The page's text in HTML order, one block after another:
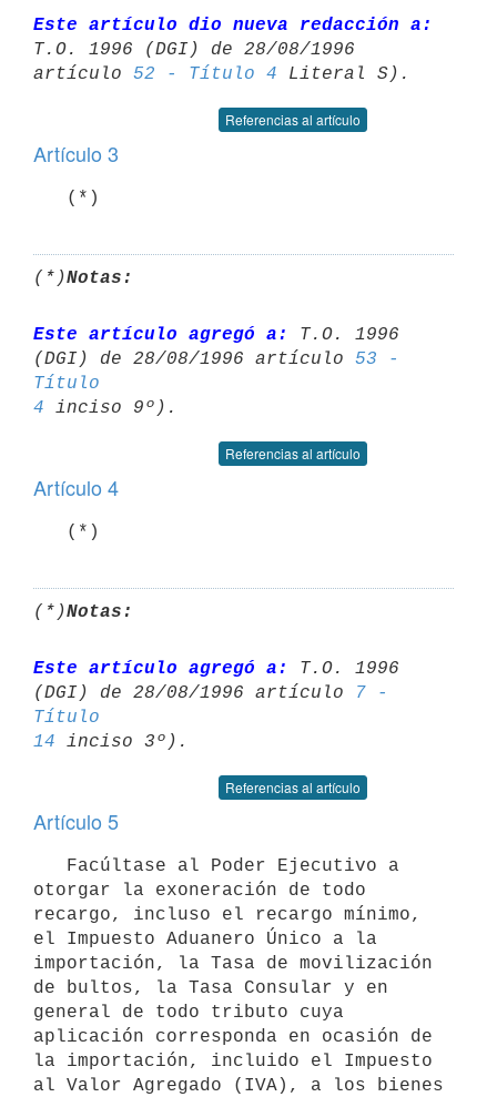
Este artículo dio nueva redacción a:
T.O. 1996 (DGI) de 28/08/1996
artículo 52 - Título 4
Referencias al artículo
Artículo 3
   (*)
(*)Notas:
Este artículo agregó a:
T.O. 1996
(DGI) de 28/08/1996 artículo 53 -
Título
4
Referencias al artículo
Artículo 4
   (*)
(*)Notas:
Este artículo agregó a:
T.O. 1996
(DGI) de 28/08/1996 artículo
7 -
Título
14
Referencias al artículo
Artículo 5
otorgar la exoneración de todo
recargo, incluso el recargo mínimo,
el Impuesto Aduanero Único a la
importación, la Tasa de movilización
de bultos, la Tasa Consular y en
general de todo tributo cuya
aplicación corresponda en ocasión de
la importación, incluido el Impuesto
al Valor Agregado (IVA), a los bienes